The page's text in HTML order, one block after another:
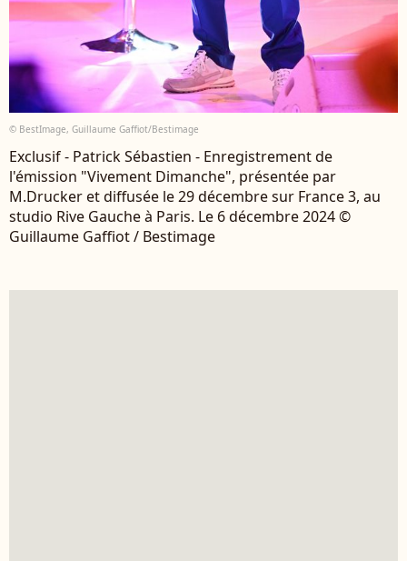
© BestImage, Guillaume Gaffiot/Bestimage
Exclusif - Patrick Sébastien - Enregistrement de
l'émission "Vivement Dimanche", présentée par
M.Drucker et diffusée le 29 décembre sur France 3, au
studio Rive Gauche à Paris. Le 6 décembre 2024 ©
Guillaume Gaffiot / Bestimage